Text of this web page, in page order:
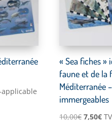
applicable
« Sea fiches
faune et de la
Méditerranée
immergeables
10,00€Le
7,50€Le